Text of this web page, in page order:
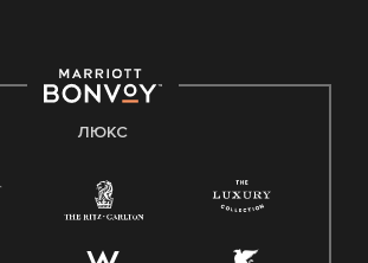
ЛЮКС